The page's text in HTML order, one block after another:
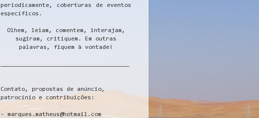
periodicamente, coberturas de eventos
específicos.
Olhem, leiam, comentem, interajam,
sugiram, critiquem. Em outras
palavras, fiquem à vontade!
Contato, propostas de anúncio,
patrocínio e contribuições:
- marques.matheus@hotmail.com